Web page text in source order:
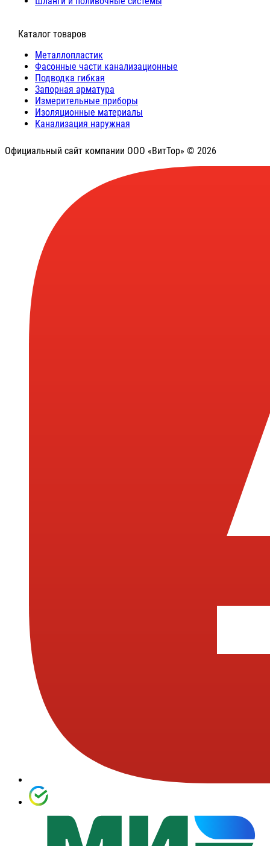
⠀Каталог товаров
Металлопластик
Фасонные части канализационные
Подводка гибкая
Запорная арматура
Измерительные приборы
Изоляционные материалы
Канализация наружная
Официальный сайт компании ООО «ВитТор» © 2026